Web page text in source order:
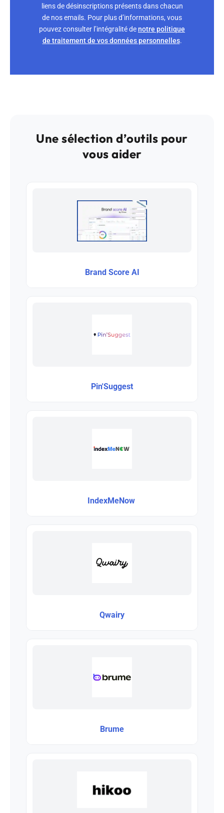
liens de désinscriptions présents dans chacun
de nos emails. Pour plus d’informations, vous
pouvez consulter l’intégralité denotre politique
de traitement de vos données personnelles.
Une sélection d’outils pour
vous aider
Brand Score AI
Pin'Suggest
IndexMeNow
Qwairy
Brume